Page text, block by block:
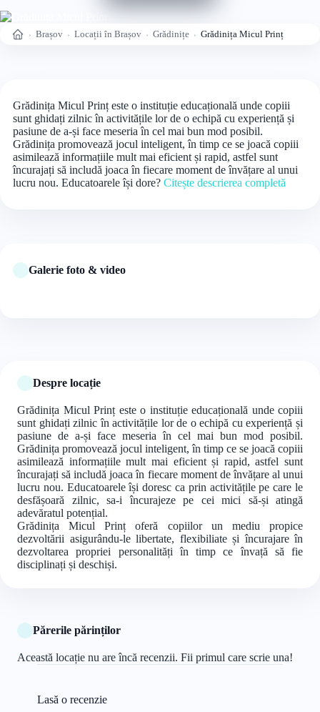
Acasă Brașov Locații în Brașov Grădinițe Grădinița Micul Prinț
Grădinița Micul Prinț este o instituție educațională unde copiii
sunt ghidați zilnic în activitățile lor de o echipă cu experiență și
pasiune de a-și face meseria în cel mai bun mod posibil.
Grădinița promovează jocul inteligent, în timp ce se joacă copiii
asimilează informațiile mult mai eficient și rapid, astfel sunt
încurajați să includă joaca în fiecare moment de învățare al unui
lucru nou. Educatoarele își dore? Citește descrierea completă
Galerie foto & video
Despre locație
Grădinița Micul Prinț este o instituție educațională unde copiii
sunt ghidați zilnic în activitățile lor de o echipă cu experiență și
pasiune de a-și face meseria în cel mai bun mod posibil.
Grădinița promovează jocul inteligent, în timp ce se joacă copiii
asimilează informațiile mult mai eficient și rapid, astfel sunt
încurajați să includă joaca în fiecare moment de învățare al unui
lucru nou. Educatoarele își doresc ca prin activitățile pe care le
desfășoară zilnic, sa-i încurajeze pe cei mici să-și atingă
adevăratul potențial.
Grădinița Micul Prinț oferă copiilor un mediu propice
dezvoltării asigurându-le libertate, flexibiliate și încurajare în
dezvoltarea propriei personalități în timp ce învață să fie
disciplinați și deschiși.
Părerile părinților
Această locație nu are încă recenzii. Fii primul care scrie una!
Lasă o recenzie